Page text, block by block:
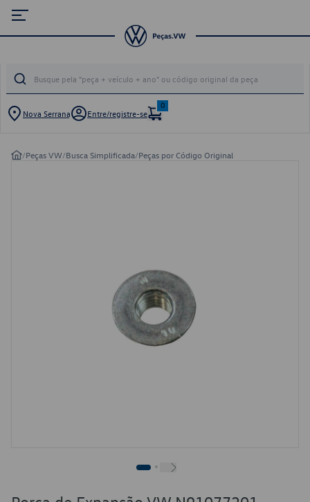
Nova Serrana Entre/registre-se
0
/Peças VW/Busca Simplificada/Peças por Código Original